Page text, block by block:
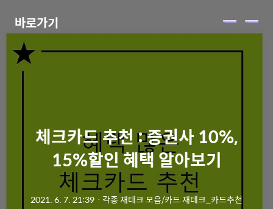
바로가기 메
뉴
체크카드 추천 : 증권사 10%,
15%할인 혜택 알아보기
2021. 6. 7. 21:39 ㆍ 각종 재테크 모음/카드 재테크_카드추천